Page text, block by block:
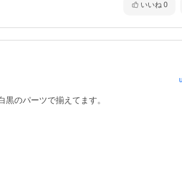
いいね 0
のパーツで揃えてます。